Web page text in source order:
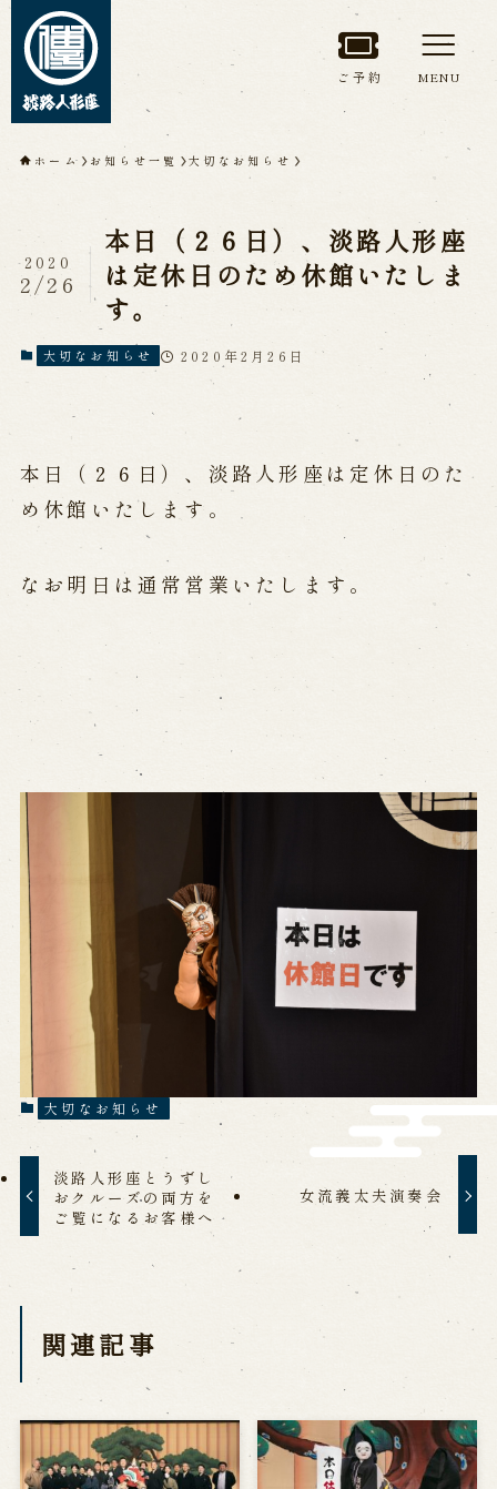
トップページ
淡路人形座について
淡路人形座とは
座員紹介
人間国宝 故鶴澤友路師匠
淡路人形座の成り立ち
淡路人形座で研修した人々
淡路人形浄瑠璃を受け継いで
公演カレンダー
開催中の公演
近日開催の公演
海外旅行客向け特別公演「くにうみ」
歴史
淡路島と国生み神話
淡路人形浄瑠璃の歴史
淡路人形独自の演目
南あわじ市の伝統芸能
ご利用案内
営業日時・料金
お問い合わせ
よくあるご質問
お電話でお問い合わせ
WEB予約
メールフォームから予約
お電話で予約
求人情報
ご予約 MENU
ホーム お知らせ一覧 大切なお知らせ
本日（２６日）、淡路人形座
は定休日のため休館いたしま
す。
2020
2/26
大切なお知らせ 2020年2月26日
本日（２６日）、淡路人形座は定休日のた
め休館いたします。
なお明日は通常営業いたします。
大切なお知らせ
淡路人形座とうずし
おクルーズの両方を
ご覧になるお客様へ
女流義太夫演奏会
関連記事